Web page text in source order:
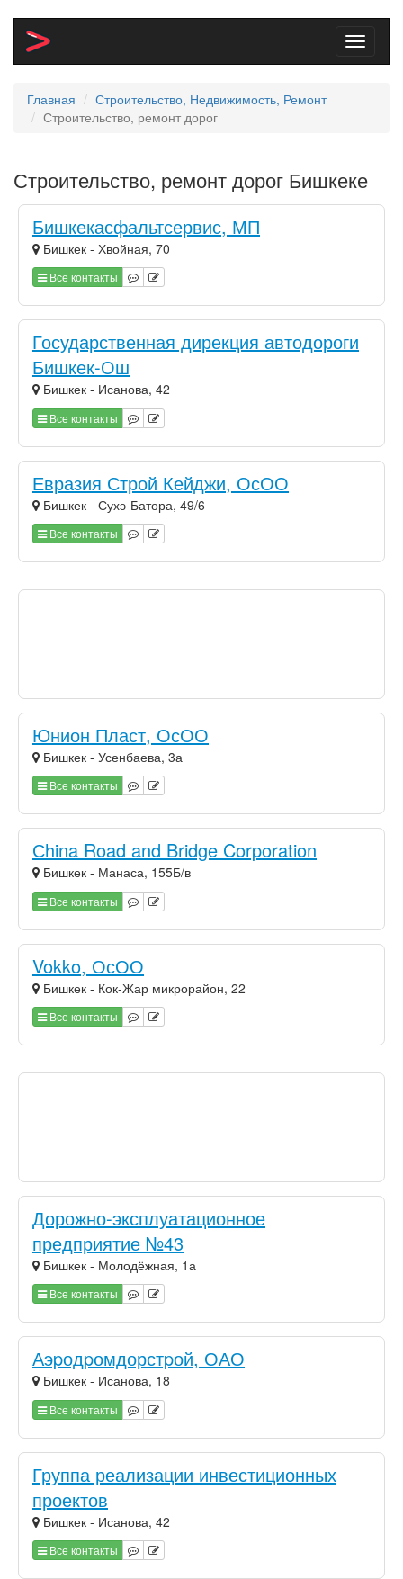
Toggle
Главная
Строительство, Недвижимость, Ремонт
Строительство, ремонт дорог
Строительство, ремонт дорог Бишкеке
Бишкекасфальтсервис, МП
Бишкек - Хвойная, 70
Все контакты
Государственная дирекция автодороги
Бишкек-Ош
Бишкек - Исанова, 42
Все контакты
Евразия Строй Кейджи, ОсОО
Бишкек - Сухэ-Батора, 49/6
Все контакты
Юнион Пласт, ОсОО
Бишкек - Усенбаева, 3а
Все контакты
Сhina Road and Bridge Corporation
Бишкек - Манаса, 155Б/в
Все контакты
Vokko, ОсОО
Бишкек - Кок-Жар микрорайон, 22
Все контакты
Дорожно-эксплуатационное
предприятие №43
Бишкек - Молодёжная, 1а
Все контакты
Аэpодpомдорстpой, ОАО
Бишкек - Исанова, 18
Все контакты
Группа реализации инвестиционных
проектов
Бишкек - Исанова, 42
Все контакты